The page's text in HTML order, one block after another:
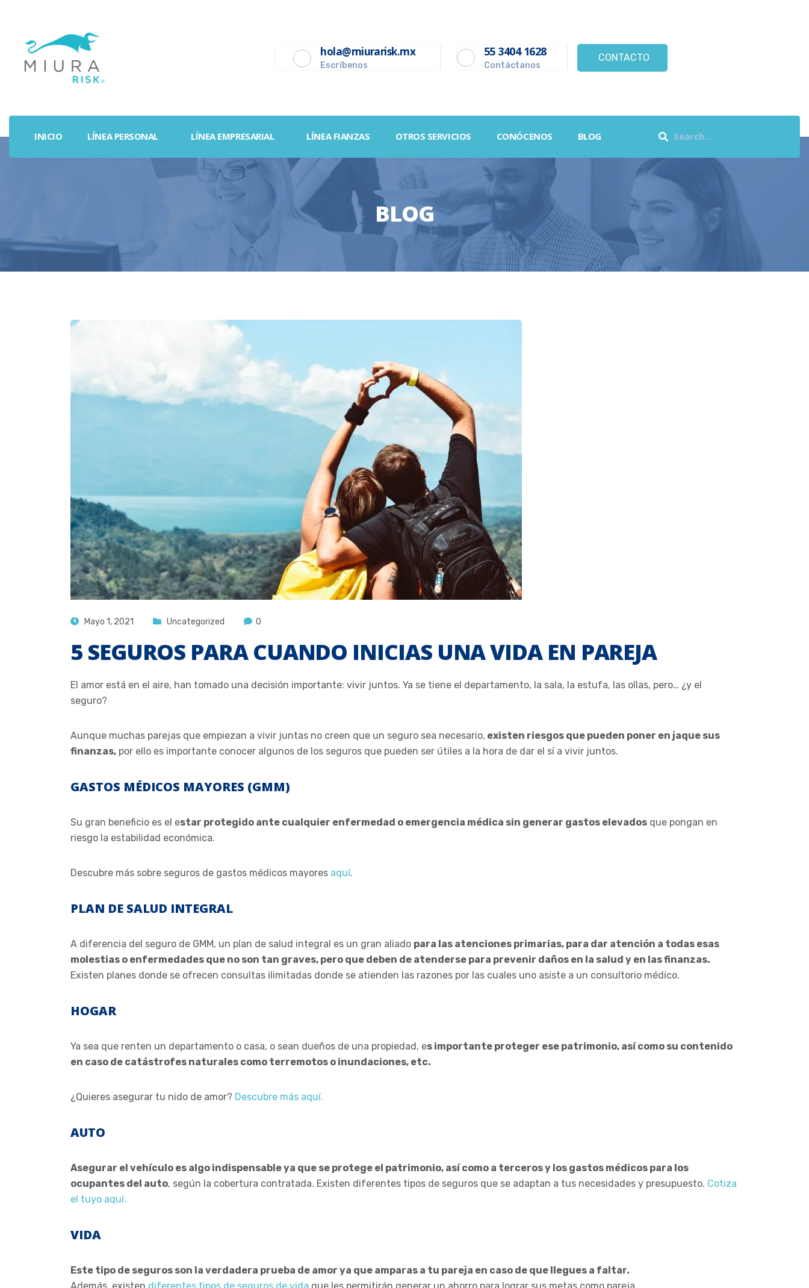
hola@miurarisk.mx
Escríbenos
55 3404 1628
Contáctanos
CONTACTO
INICIO LÍNEA PERSONAL LÍNEA EMPRESARIAL LÍNEA FIANZAS OTROS SERVICIOS CONÓCENOS BLOG
BLOG
Mayo 1, 2021 Uncategorized 0
5 SEGUROS PARA CUANDO INICIAS UNA VIDA EN PAREJA
El amor está en el aire, han tomado una decisión importante: vivir juntos. Ya se tiene el departamento, la sala, la estufa, las ollas, pero… ¿y el
seguro?
Aunque muchas parejas que empiezan a vivir juntas no creen que un seguro sea necesario, existen riesgos que pueden poner en jaque sus
finanzas, por ello es importante conocer algunos de los seguros que pueden ser útiles a la hora de dar el sí a vivir juntos.
GASTOS MÉDICOS MAYORES (GMM)
Su gran beneficio es el estar protegido ante cualquier enfermedad o emergencia médica sin generar gastos elevados que pongan en
riesgo la estabilidad económica.
Descubre más sobre seguros de gastos médicos mayores aquí.
PLAN DE SALUD INTEGRAL
A diferencia del seguro de GMM, un plan de salud integral es un gran aliado para las atenciones primarias, para dar atención a todas esas
molestias o enfermedades que no son tan graves, pero que deben de atenderse para prevenir daños en la salud y en las finanzas.
Existen planes donde se ofrecen consultas ilimitadas donde se atienden las razones por las cuales uno asiste a un consultorio médico.
HOGAR
Ya sea que renten un departamento o casa, o sean dueños de una propiedad, es importante proteger ese patrimonio, así como su contenido
en caso de catástrofes naturales como terremotos o inundaciones, etc.
¿Quieres asegurar tu nido de amor? Descubre más aquí.
AUTO
Asegurar el vehículo es algo indispensable ya que se protege el patrimonio, así como a terceros y los gastos médicos para los
ocupantes del auto, según la cobertura contratada. Existen diferentes tipos de seguros que se adaptan a tus necesidades y presupuesto. Cotiza
el tuyo aquí.
VIDA
Este tipo de seguros son la verdadera prueba de amor ya que amparas a tu pareja en caso de que llegues a faltar.